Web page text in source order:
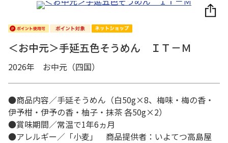
＜お中元＞手延五色そうめん ＩＴ－Ｍ
2026年 お中元（四国）
●商品内容／手延そうめん（白50g×8、梅味・梅の香・
伊予柑・伊予の香・柚子・抹茶 各50g×2）
●賞味期間／常温で1年6ヵ月
●アレルギー／「小麦」 商品提供者：いよてつ高島屋